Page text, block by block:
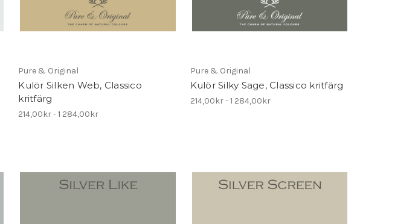
Pure & Original
Kulör Silken Web, Classico
kritfärg
214,00kr - 1 284,00kr
Pure & Original
Kulör Silky Sage, Classico kritfärg
214,00kr - 1 284,00kr